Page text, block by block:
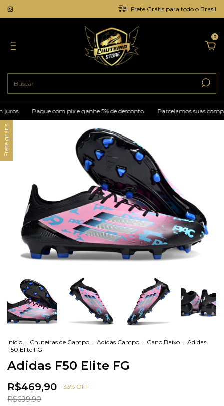
Frete Grátis para todo o Brasil
0
Pague com pix e ganhe 5% de desconto Parcelamos suas
Frete grátis
Início . Chuteiras de Campo . Adidas Campo . Cano Baixo . Adidas
F50 Elite FG
Adidas F50 Elite FG
R$469,90 -33% OFF
R$699,90